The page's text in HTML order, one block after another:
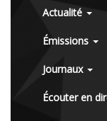
Actualité
Émissions
Journaux
Écouter en